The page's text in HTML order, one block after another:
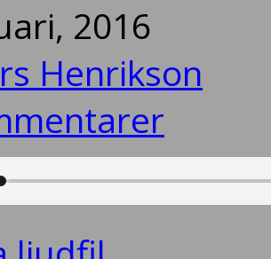
2016
Henrikson